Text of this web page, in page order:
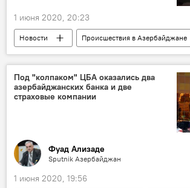
1 июня 2020, 20:23
Новости
Происшествия в Азербайджане
Происшествия
ЖИЗНЬ
Азербайджан
бухгалтер
Астара
мошенник
Под "колпаком" ЦБА оказались два
азербайджанских банка и две
страховые компании
Фуад Ализаде
Sputnik Азербайджан
1 июня 2020, 19:56